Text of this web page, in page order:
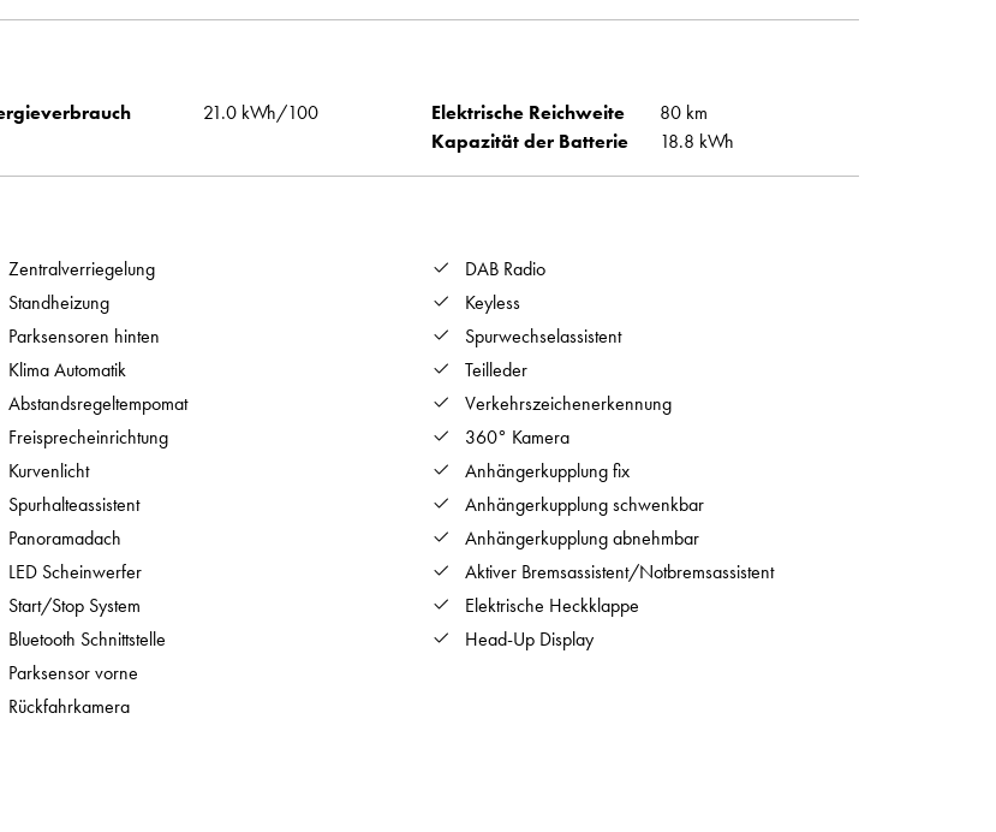
21.0 kWh/100 Elektrische Reichweite
80 km
Kapazität der Batterie
18.8 kWh
Zentralverriegelung
Standheizung
Parksensoren hinten
Klima Automatik
Abstandsregeltempomat
Freisprecheinrichtung
Kurvenlicht
Spurhalteassistent
Panoramadach
LED Scheinwerfer
Start/Stop System
Bluetooth Schnittstelle
Parksensor vorne
Rückfahrkamera
DAB Radio
Keyless
Spurwechselassistent
Teilleder
Verkehrszeichenerkennung
360° Kamera
Anhängerkupplung fix
Anhängerkupplung schwenkbar
Anhängerkupplung abnehmbar
Aktiver Bremsassistent/Notbremsassistent
Elektrische Heckklappe
Head-Up Display